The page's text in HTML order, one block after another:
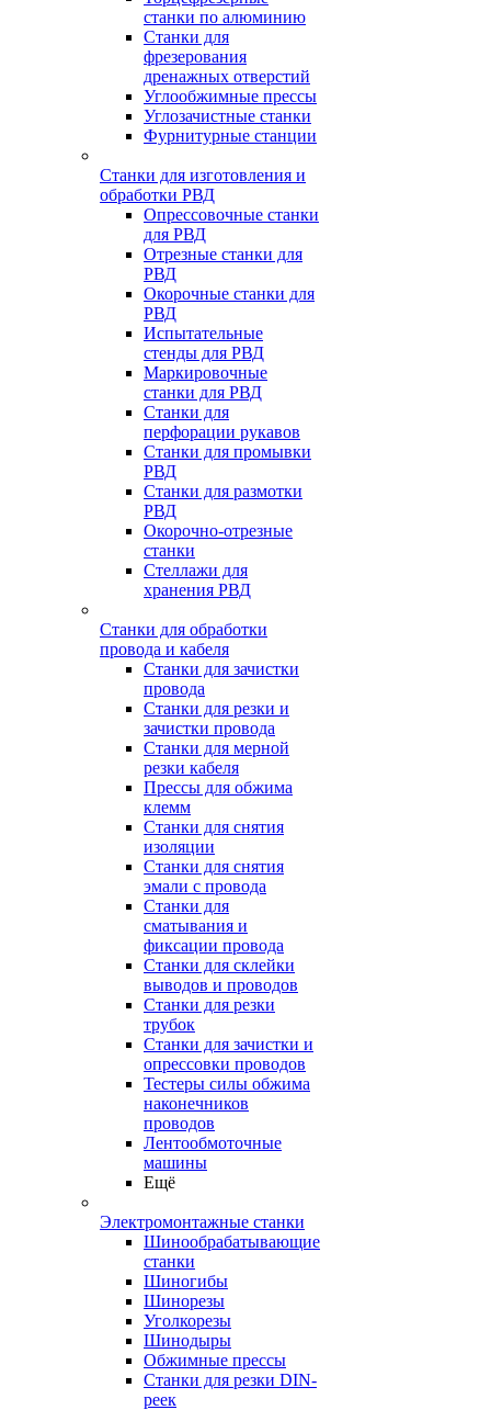
станки по алюминию
Станки для
фрезерования
дренажных отверстий
Углообжимные прессы
Углозачистные станки
Фурнитурные станции
Станки для изготовления и
обработки РВД
Опрессовочные станки
для РВД
Отрезные станки для
РВД
Окорочные станки для
РВД
Испытательные
стенды для РВД
Маркировочные
станки для РВД
Станки для
перфорации рукавов
Станки для промывки
РВД
Станки для размотки
РВД
Окорочно-отрезные
станки
Стеллажи для
хранения РВД
Станки для обработки
провода и кабеля
Станки для зачистки
провода
Станки для резки и
зачистки провода
Станки для мерной
резки кабеля
Прессы для обжима
клемм
Станки для снятия
изоляции
Станки для снятия
эмали с провода
Станки для
сматывания и
фиксации провода
Станки для склейки
выводов и проводов
Станки для резки
трубок
Станки для зачистки и
опрессовки проводов
Тестеры силы обжима
наконечников
проводов
Лентообмоточные
машины
Ещё
Электромонтажные станки
Шинообрабатывающие
станки
Шиногибы
Шинорезы
Уголкорезы
Шинодыры
Обжимные прессы
Станки для резки DIN-
реек